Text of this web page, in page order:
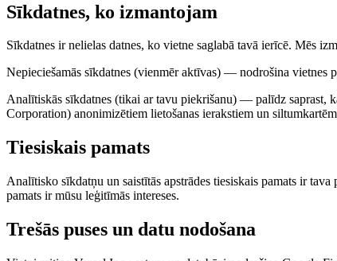
Sīkdatnes, ko izmantojam
Sīkdatnes ir nelielas datnes, ko vietne saglabā tavā ierīcē. Mēs
Nepieciešamās sīkdatnes (vienmēr aktīvas) — nodrošina vietnes
Analītiskās sīkdatnes (tikai ar tavu piekrišanu) — palīdz
Corporation) anonimizētiem lietošanas ierakstiem un
Tiesiskais pamats
Analītisko sīkdatņu un saistītās apstrādes tiesiskais pamats ir
pamats ir mūsu leģitīmās intereses.
Trešās puses un datu nodošana